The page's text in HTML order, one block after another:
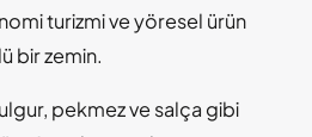
turizmi ve yöresel ürün
bir zemin.
pekmez ve salça gibi